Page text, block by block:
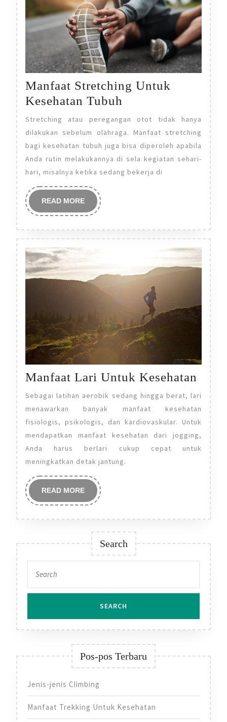
Manfaat Stretching Untuk
Kesehatan Tubuh
Stretching
Untuk
Kesehatan
Tubuh
Stretching atau peregangan otot tidak hanya
dilakukan sebelum olahraga. Manfaat stretching
bagi kesehatan tubuh juga bisa diperoleh apabila
Anda rutin melakukannya di sela kegiatan sehari-
hari, misalnya ketika sedang bekerja di
READ MOREREAD
MORE
Manfaat Lari Untuk Kesehatan
Lari
Sebagai latihan aerobik sedang hingga berat, lari
menawarkan banyak manfaat kesehatan
fisiologis, psikologis, dan kardiovaskular. Untuk
mendapatkan manfaat kesehatan dari jogging,
Anda harus berlari cukup cepat untuk
meningkatkan detak jantung.
READ MOREREAD
MORE
Search
for:
Pos-pos Terbaru
Jenis-jenis Climbing
Manfaat Trekking Untuk Kesehatan